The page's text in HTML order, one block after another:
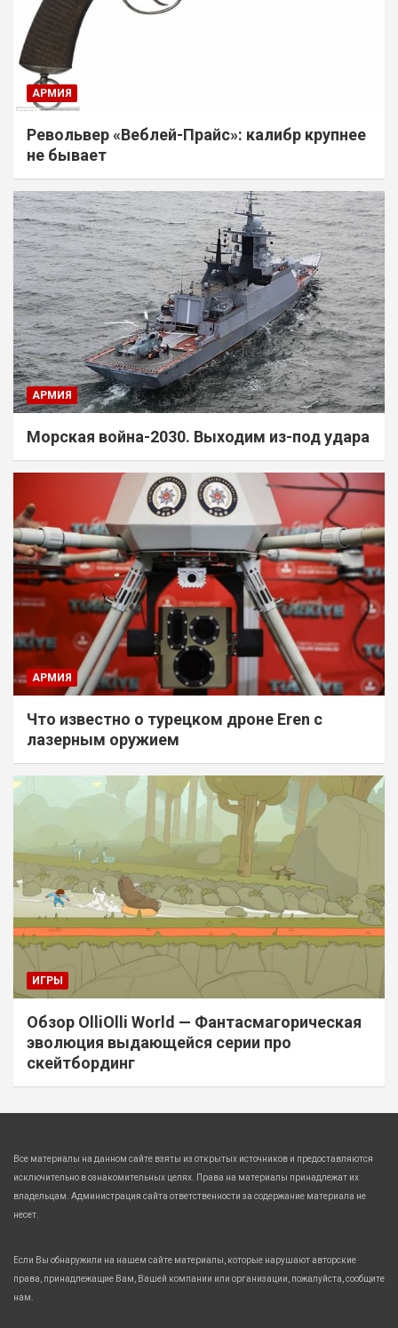
АРМИЯ
Револьвер «Веблей-Прайс»: калибр крупнее
не бывает
АРМИЯ
Морская война-2030. Выходим из-под удара
АРМИЯ
Что известно о турецком дроне Eren с
лазерным оружием
ИГРЫ
Обзор OlliOlli World — Фантасмагорическая
эволюция выдающейся серии про
скейтбординг
Все материалы на данном сайте взяты из открытых источников и предоставляются
исключительно в ознакомительных целях. Права на материалы принадлежат их
владельцам. Администрация сайта ответственности за содержание материала не
несет.
Если Вы обнаружили на нашем сайте материалы, которые нарушают авторские
права, принадлежащие Вам, Вашей компании или организации, пожалуйста, сообщите
нам.